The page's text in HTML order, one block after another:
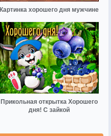
Картинка хорошего дня мужчине
Прикольная открытка Хорошего
дня! С зайкой